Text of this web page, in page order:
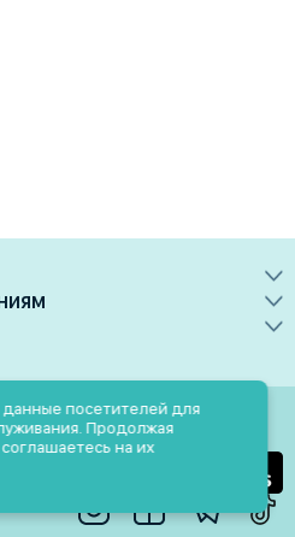
разрешено только при
источник
посетителей для
Продолжая
на их